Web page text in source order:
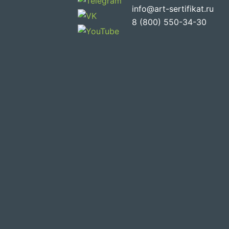
info@art-sertifikat.ru
8 (800) 550-34-30